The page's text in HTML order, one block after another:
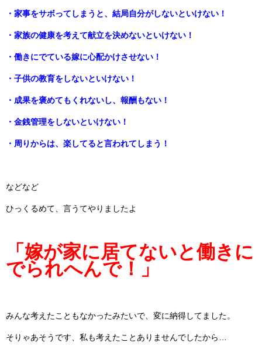
・家事をサボってしまうと、結局自分がしないといけない！
・家族の健康を考えて献立を決めないといけない！
・働きにでている嫁に心配かけさせない！
・子供の教育をしないといけない！
・成果を褒めてもくれないし、報酬もない！
・金銭管理をしないといけない！
・周りからは、楽してると言われてしまう！
などなど
ひっくるめて、言うてやりましたよ
「嫁が家に居てないと働きに
でられへんで！」
みんな考えたこともなかったみたいで、変に納得してました。
そりゃあそうです、私も考えたことありませんでしたから…